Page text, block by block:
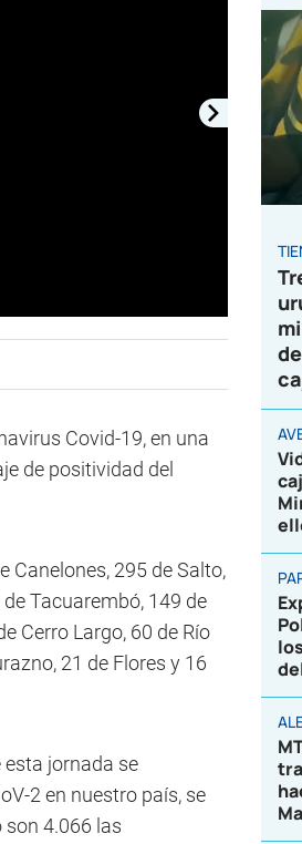
Covid-19, en una
de positividad del
Canelones, 295 de Salto,
Tacuarembó, 149 de
Cerro Largo, 60 de Río
21 de Flores y 16
jornada se
2 en nuestro país, se
4.066 las